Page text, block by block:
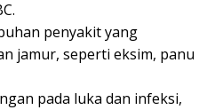
penyakit yang
jamur, seperti eksim, panu
pada luka dan infeksi,